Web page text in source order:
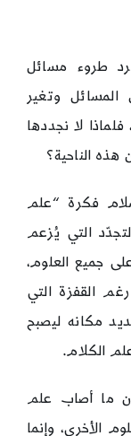
طروء مسائل
وتغير
لا نجددها
هذه الناحية؟
فكرة “علم
التي يُزعم
جميع العلوم،
القفزة التي
مكانه ليصبح
الكلام.
ما أصاب علم
الأخرى، وإنما